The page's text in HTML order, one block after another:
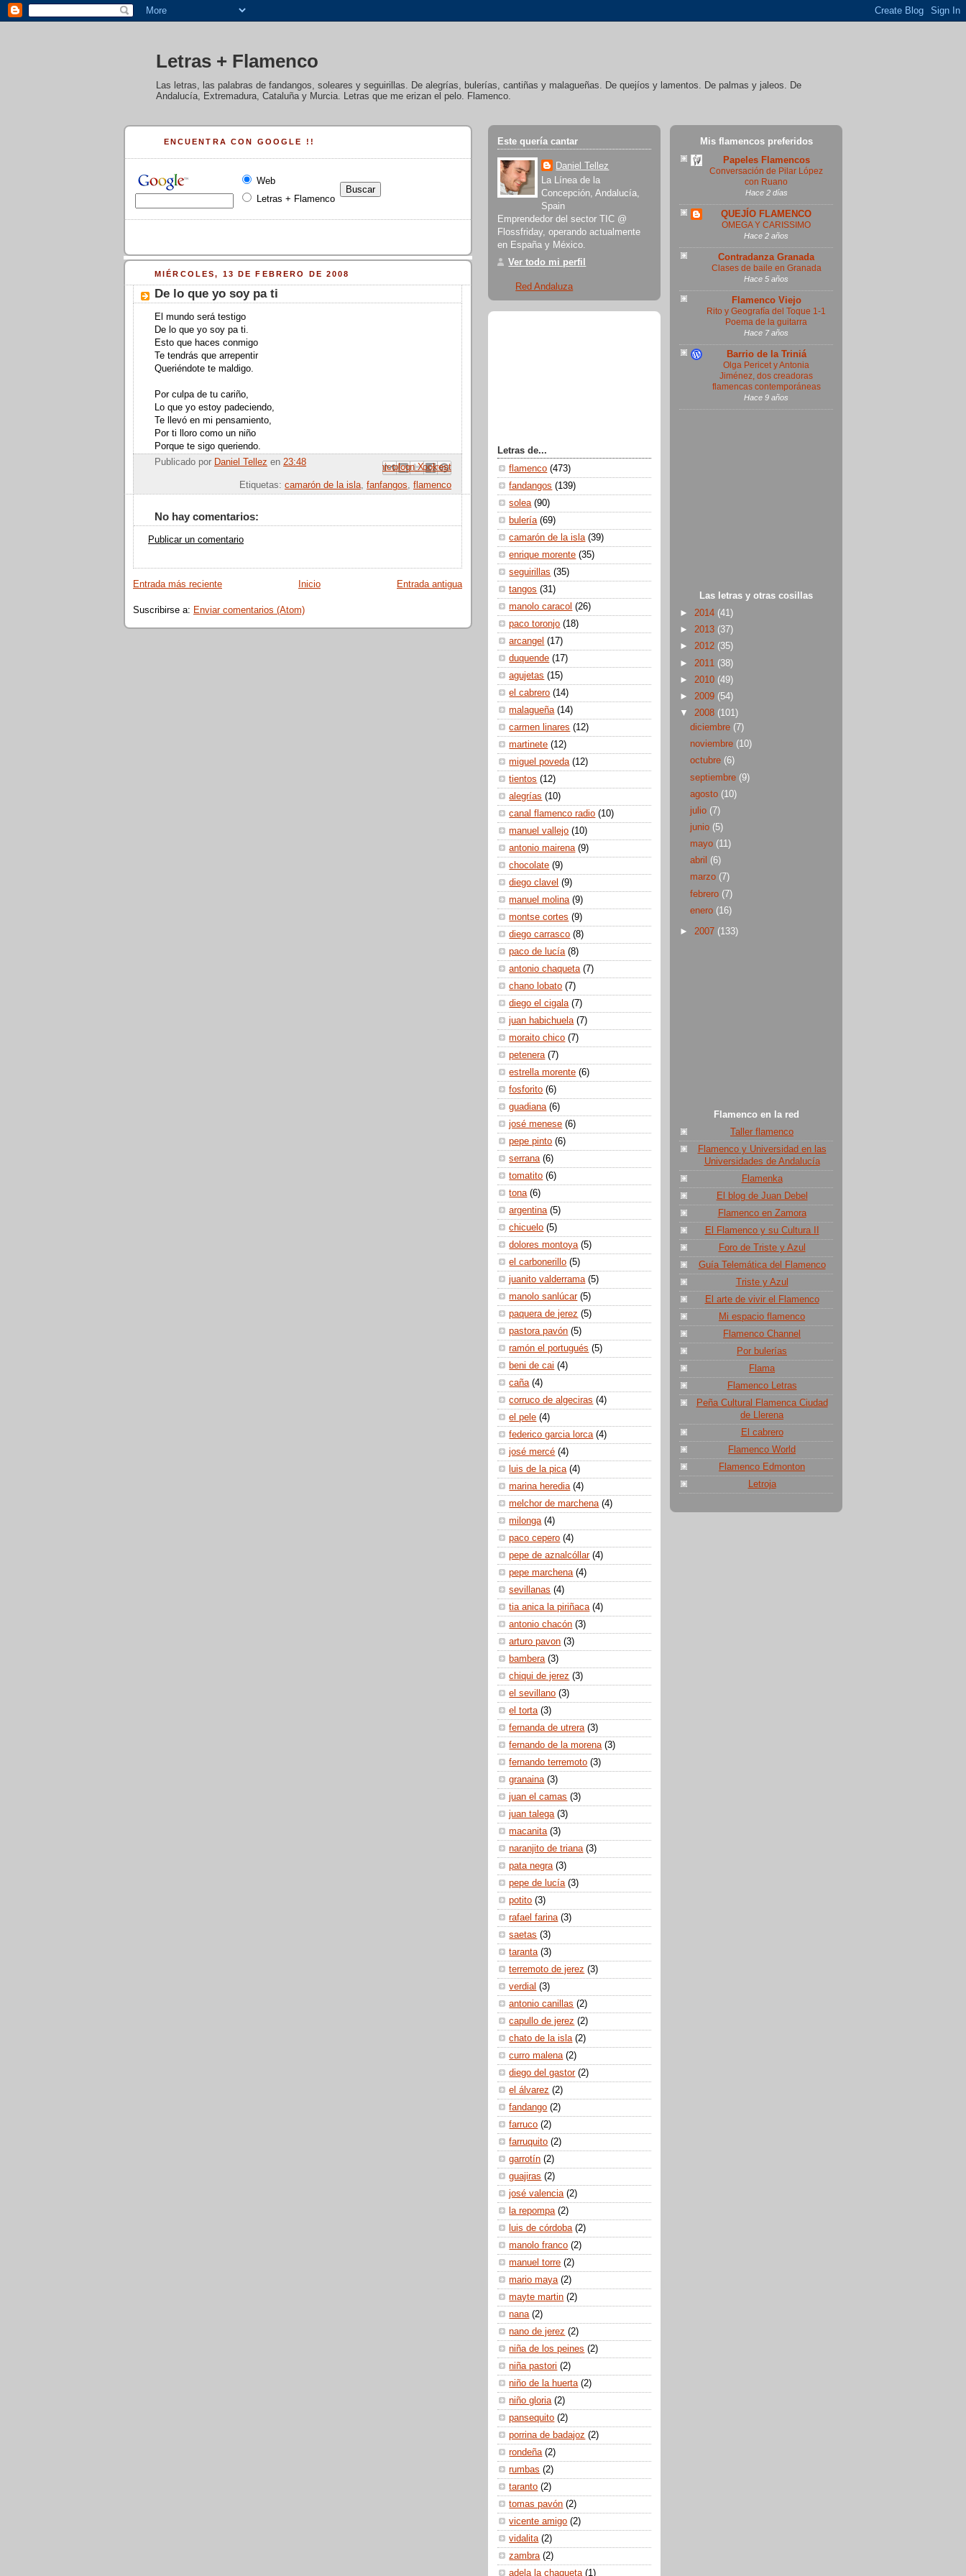
Letras + Flamenco
Las letras, las palabras de fandangos, soleares y seguirillas. De alegrías, bulerías, cantiñas y malagueñas. De quejíos y lamentos. De palmas y jaleos. De
Andalucía, Extremadura, Cataluña y Murcia. Letras que me erizan el pelo. Flamenco.
ENCUENTRA CON GOOGLE !!
Web
Letras + Flamenco
MIÉRCOLES, 13 DE FEBRERO DE 2008
De lo que yo soy pa ti
El mundo será testigo
De lo que yo soy pa ti.
Esto que haces conmigo
Te tendrás que arrepentir
Queriéndote te maldigo.
Por culpa de tu cariño,
Lo que yo estoy padeciendo,
Te llevó en mi pensamiento,
Por ti lloro como un niño
Porque te sigo queriendo.
Publicado por Daniel Tellez en 23:48
Enviar por correo electrónico
Escribe un blog
Compartir en X
Compartir con Facebook
Compartir en Pinterest
Etiquetas: camarón de la isla fanfangos flamenco
No hay comentarios:
Publicar un comentario
Entrada más reciente Entrada antigua
Inicio
Suscribirse a: Enviar comentarios (Atom)
Mis flamencos preferidos
Papeles Flamencos
Conversación de Pilar López
con Ruano
Hace 2 días
QUEJÍO FLAMENCO
OMEGA Y CARISSIMO
Hace 2 años
Contradanza Granada
Clases de baile en Granada
Hace 5 años
Flamenco Viejo
Rito y Geografía del Toque 1-1
Poema de la guitarra
Hace 7 años
Barrio de la Triniá
Olga Pericet y Antonia
Jiménez, dos creadoras
flamencas contemporáneas
Hace 9 años
Las letras y otras cosillas
► 2014 (41)
► 2013 (37)
► 2012 (35)
► 2011 (38)
► 2010 (49)
► 2009 (54)
▼ 2008 (101)
diciembre (7)
noviembre (10)
octubre (6)
septiembre (9)
agosto (10)
julio (7)
junio (5)
mayo (11)
abril (6)
marzo (7)
febrero (7)
enero (16)
► 2007 (133)
Flamenco en la red
Taller flamenco
Flamenco y Universidad en las
Universidades de Andalucía
Flamenka
El blog de Juan Debel
Flamenco en Zamora
El Flamenco y su Cultura II
Foro de Triste y Azul
Guía Telemática del Flamenco
Triste y Azul
El arte de vivir el Flamenco
Mi espacio flamenco
Flamenco Channel
Por bulerías
Flama
Flamenco Letras
Peña Cultural Flamenca Ciudad
de Llerena
El cabrero
Flamenco World
Flamenco Edmonton
Letroja
Este quería cantar
Daniel Tellez
La Línea de la
Concepción, Andalucía,
Spain
Emprendedor del sector TIC @
Flossfriday, operando actualmente
en España y México.
Ver todo mi perfil
Red Andaluza
Letras de...
flamenco (473)
fandangos (139)
solea (90)
bulería (69)
camarón de la isla (39)
enrique morente (35)
seguirillas (35)
tangos (31)
manolo caracol (26)
paco toronjo (18)
arcangel (17)
duquende (17)
agujetas (15)
el cabrero (14)
malagueña (14)
carmen linares (12)
martinete (12)
miguel poveda (12)
tientos (12)
alegrías (10)
canal flamenco radio (10)
manuel vallejo (10)
antonio mairena (9)
chocolate (9)
diego clavel (9)
manuel molina (9)
montse cortes (9)
diego carrasco (8)
paco de lucía (8)
antonio chaqueta (7)
chano lobato (7)
diego el cigala (7)
juan habichuela (7)
moraito chico (7)
petenera (7)
estrella morente (6)
fosforito (6)
guadiana (6)
josé menese (6)
pepe pinto (6)
serrana (6)
tomatito (6)
tona (6)
argentina (5)
chicuelo (5)
dolores montoya (5)
el carbonerillo (5)
juanito valderrama (5)
manolo sanlúcar (5)
paquera de jerez (5)
pastora pavón (5)
ramón el portugués (5)
beni de cai (4)
caña (4)
corruco de algeciras (4)
el pele (4)
federico garcia lorca (4)
josé mercé (4)
luis de la pica (4)
marina heredia (4)
melchor de marchena (4)
milonga (4)
paco cepero (4)
pepe de aznalcóllar (4)
pepe marchena (4)
sevillanas (4)
tia anica la piriñaca (4)
antonio chacón (3)
arturo pavon (3)
bambera (3)
chiqui de jerez (3)
el sevillano (3)
el torta (3)
fernanda de utrera (3)
fernando de la morena (3)
fernando terremoto (3)
granaina (3)
juan el camas (3)
juan talega (3)
macanita (3)
naranjito de triana (3)
pata negra (3)
pepe de lucía (3)
potito (3)
rafael farina (3)
saetas (3)
taranta (3)
terremoto de jerez (3)
verdial (3)
antonio canillas (2)
capullo de jerez (2)
chato de la isla (2)
curro malena (2)
diego del gastor (2)
el álvarez (2)
fandango (2)
farruco (2)
farruquito (2)
garrotín (2)
guajiras (2)
josé valencia (2)
la repompa (2)
luis de córdoba (2)
manolo franco (2)
manuel torre (2)
mario maya (2)
mayte martin (2)
nana (2)
nano de jerez (2)
niña de los peines (2)
niña pastori (2)
niño de la huerta (2)
niño gloria (2)
pansequito (2)
porrina de badajoz (2)
rondeña (2)
rumbas (2)
taranto (2)
tomas pavón (2)
vicente amigo (2)
vidalita (2)
zambra (2)
adela la chaqueta (1)